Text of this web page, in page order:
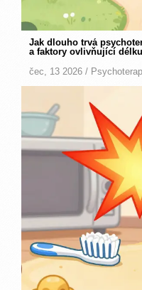
Jak dlouho trvá
a faktory ovlivňující
čec, 13 2026 /